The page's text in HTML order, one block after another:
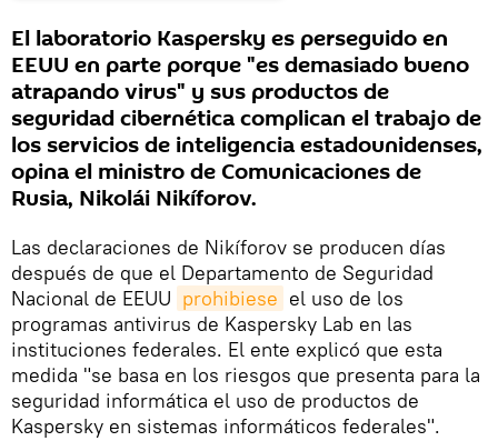
El laboratorio Kaspersky es perseguido en
EEUU en parte porque "es demasiado bueno
atrapando virus" y sus productos de
seguridad cibernética complican el trabajo de
los servicios de inteligencia estadounidenses,
opina el ministro de Comunicaciones de
Rusia, Nikolái Nikíforov.
Las declaraciones de Nikíforov se producen días
después de que el Departamento de Seguridad
Nacional de EEUU prohibiese el uso de los
programas antivirus de Kaspersky Lab en las
instituciones federales. El ente explicó que esta
medida "se basa en los riesgos que presenta para la
seguridad informática el uso de productos de
Kaspersky en sistemas informáticos federales".